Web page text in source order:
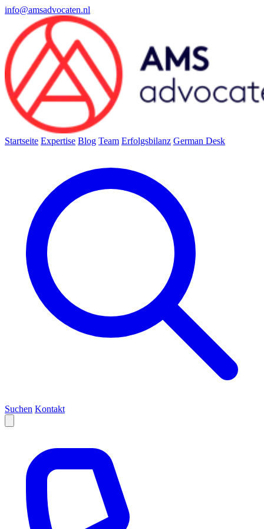
info@amsadvocaten.nl
Startseite Expertise Blog Team Erfolgsbilanz German Desk
Suchen Kontakt